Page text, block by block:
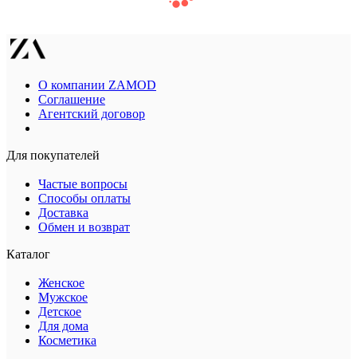
О компании ZAMOD
Соглашение
Агентский договор
Для покупателей
Частые вопросы
Способы оплаты
Доставка
Обмен и возврат
Каталог
Женское
Мужское
Детское
Для дома
Косметика